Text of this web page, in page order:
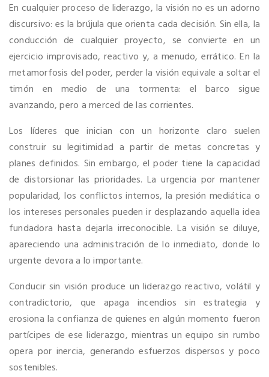
En cualquier proceso de liderazgo, la visión no es un adorno
discursivo: es la brújula que orienta cada decisión. Sin ella, la
conducción de cualquier proyecto, se convierte en un
ejercicio improvisado, reactivo y, a menudo, errático. En la
metamorfosis del poder, perder la visión equivale a soltar el
timón en medio de una tormenta: el barco sigue
avanzando, pero a merced de las corrientes.
Los líderes que inician con un horizonte claro suelen
construir su legitimidad a partir de metas concretas y
planes definidos. Sin embargo, el poder tiene la capacidad
de distorsionar las prioridades. La urgencia por mantener
popularidad, los conflictos internos, la presión mediática o
los intereses personales pueden ir desplazando aquella idea
fundadora hasta dejarla irreconocible. La visión se diluye,
apareciendo una administración de lo inmediato, donde lo
urgente devora a lo importante.
Conducir sin visión produce un liderazgo reactivo, volátil y
contradictorio, que apaga incendios sin estrategia y
erosiona la confianza de quienes en algún momento fueron
partícipes de ese liderazgo, mientras un equipo sin rumbo
opera por inercia, generando esfuerzos dispersos y poco
sostenibles.